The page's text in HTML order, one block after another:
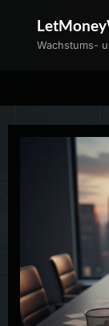
Wachstums-